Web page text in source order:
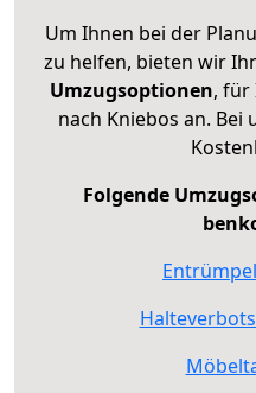
Um Ihnen bei der
zu helfen, bieten wir
Umzugsoptionen, für
nach Kniebos an. Bei
Folgende